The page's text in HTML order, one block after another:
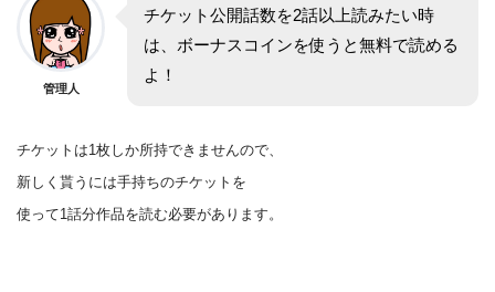
管理人
チケット公開話数を2話以上読みたい時
は、ボーナスコインを使うと無料で読める
よ！
チケットは1枚しか所持できませんので、
新しく貰うには手持ちのチケットを
使って1話分作品を読む必要があります。